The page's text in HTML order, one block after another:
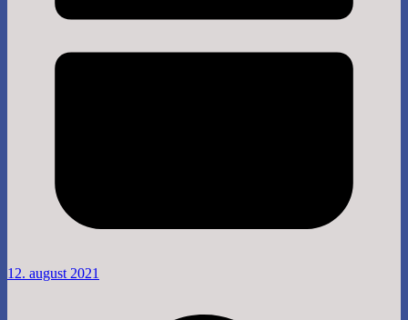
12. august 2021